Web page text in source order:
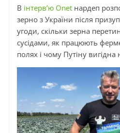
В інтерв’ю Onetнардеп
зерно з України після
угоди, скільки зерна
сусідами, як працюють
полях і чому Путіну вигідна